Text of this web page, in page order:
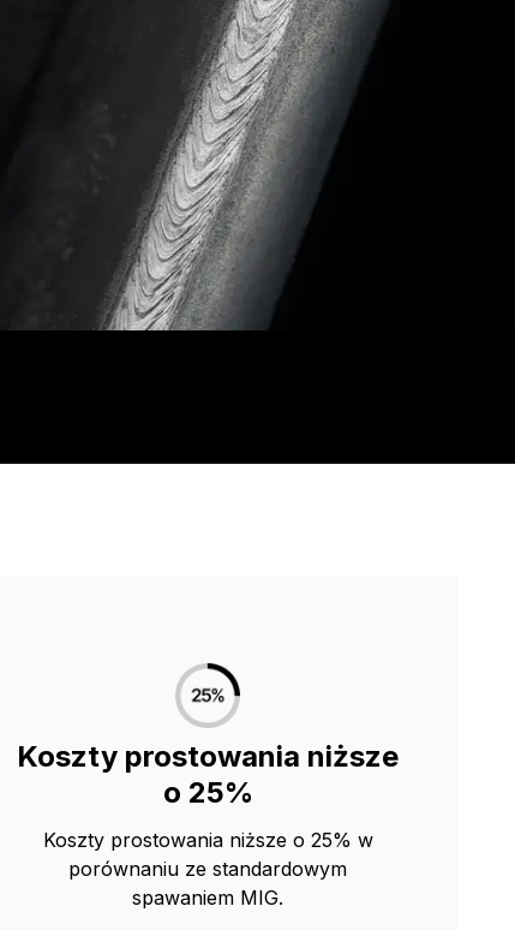
Koszty prostowania niższe
o 25%
Koszty prostowania niższe o 25% w
porównaniu ze standardowym
spawaniem MIG.